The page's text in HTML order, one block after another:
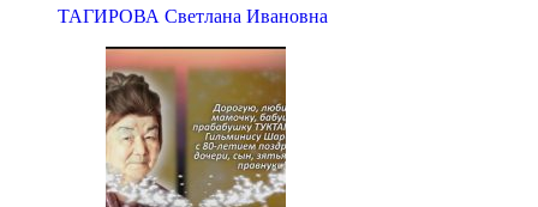
ТАГИРОВА Светлана Ивановна